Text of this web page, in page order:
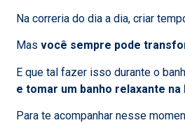
Na correria do dia a dia, criar
Mas você sempre pode
E que tal fazer isso durante o
e tomar um banho relaxante na
Para te acompanhar nesse